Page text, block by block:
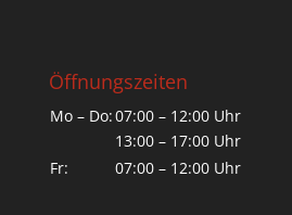
Öffnungszeiten
Mo – Do:07:00 – 12:00 Uhr
13:00 – 17:00 Uhr
Fr:
07:00 – 12:00 Uhr